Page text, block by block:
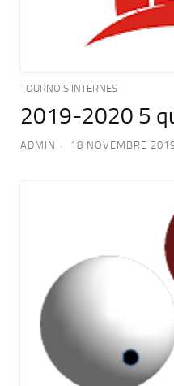
TOURNOIS INTERNES
2019-2020 5
ADMIN 18 NOVEMBRE